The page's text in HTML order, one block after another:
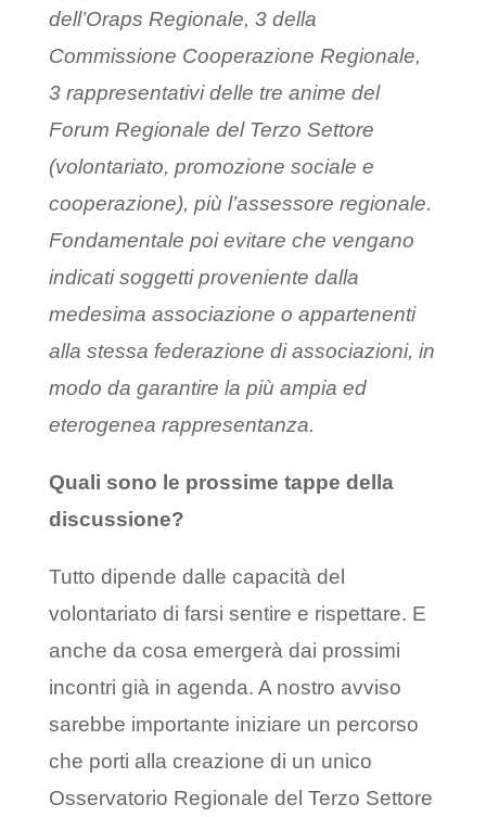
dell’Oraps Regionale, 3 della
Commissione Cooperazione Regionale,
3 rappresentativi delle tre anime del
Forum Regionale del Terzo Settore
(volontariato, promozione sociale e
cooperazione), più l’assessore regionale.
Fondamentale poi evitare che vengano
indicati soggetti proveniente dalla
medesima associazione o appartenenti
alla stessa federazione di associazioni, in
modo da garantire la più ampia ed
eterogenea rappresentanza.
Quali sono le prossime tappe della
discussione?
Tutto dipende dalle capacità del
volontariato di farsi sentire e rispettare. E
anche da cosa emergerà dai prossimi
incontri già in agenda. A nostro avviso
sarebbe importante iniziare un percorso
che porti alla creazione di un unico
Osservatorio Regionale del Terzo Settore